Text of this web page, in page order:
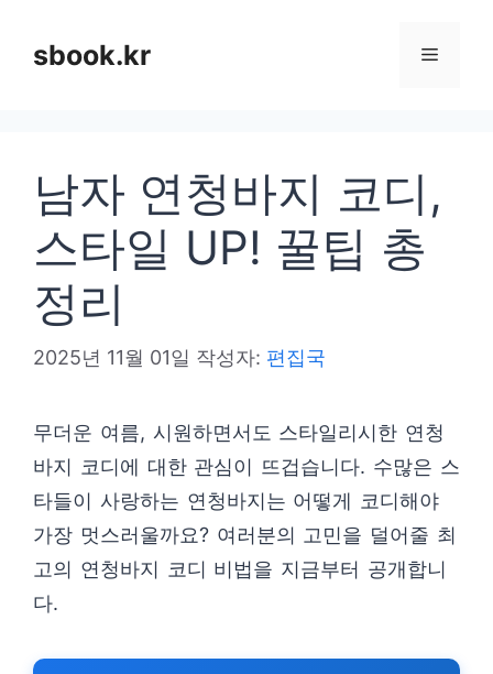
sbook.kr 메
남자 연청바지 코디,
스타일 UP! 꿀팁 총
정리
2025년 11월 01일 작성자: 편집국
무더운 여름, 시원하면서도 스타일리시한 연청
바지 코디에 대한 관심이 뜨겁습니다. 수많은 스
타들이 사랑하는 연청바지는 어떻게 코디해야
가장 멋스러울까요? 여러분의 고민을 덜어줄 최
고의 연청바지 코디 비법을 지금부터 공개합니
다.